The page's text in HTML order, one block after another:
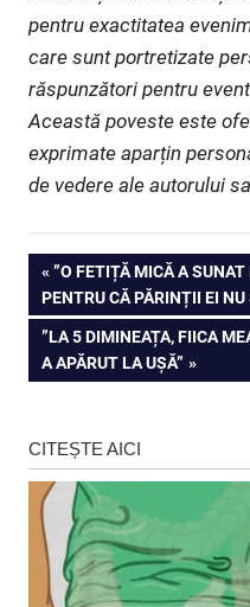
pentru exactitatea
care sunt portretizate
răspunzători pentru
Această poveste este
exprimate aparțin
de vedere ale autorului
Navigare
în
articole
PREVIOUS
POST:
”O FETIȚĂ MICĂ A
PENTRU CĂ PĂRINȚII EI NU
NEXT
POST:
”LA 5 DIMINEAȚA, FIICA
A APĂRUT LA UȘĂ”